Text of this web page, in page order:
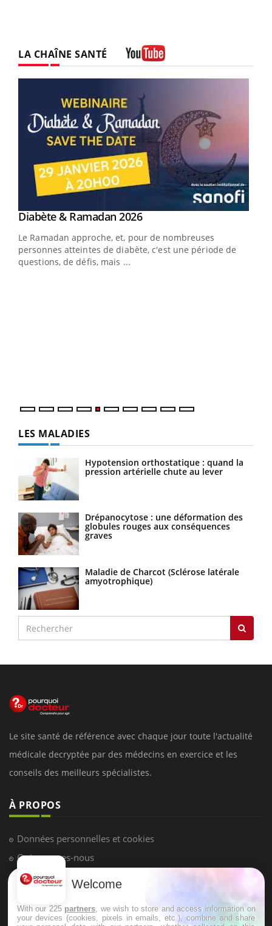
LA CHAÎNE SANTÉ
Youtube
Diabète & Ramadan 2026Youtube
Le Ramadan approche, et, pour de nombreuses
personnes atteintes de diabète, c'est une période de
questions, de défis, mais ...
LES MALADIES
Hypotension orthostatique : quand la
pression artérielle chute au lever
Drépanocytose : une déformation des
globules rouges aux conséquences
graves
Maladie de Charcot (Sclérose latérale
amyotrophique)
Le site santé de référence avec chaque jour toute l'actualité
médicale decryptée par des médecins en exercice et les
conseils des meilleurs spécialistes.
À PROPOS
Données personnelles et cookies
Qui sommes-nous
Conditions d'utilisation
Mentions Légales
Welcome
With our 225 partners , we wish to store and access information on
your devices (cookies, pixels in emails, etc.), combine and share